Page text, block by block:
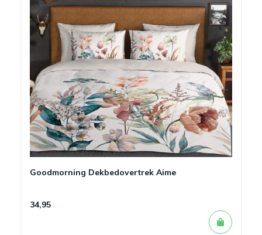
Goodmorning Dekbedovertrek Aime
34,95